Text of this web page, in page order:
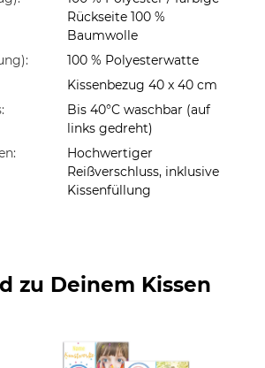
Rückseite 100 %
Baumwolle
100 % Polyesterwatte
Kissenbezug 40 x 40 cm
Bis 40°C waschbar (auf
links gedreht)
Hochwertiger
Reißverschluss, inklusive
Kissenfüllung
zu Deinem Kissen